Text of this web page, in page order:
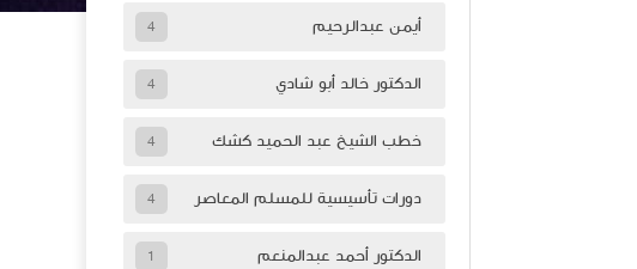
أيمن عبدالرحيم 4
الدكتور خالد أبو شادي 4
خطب الشيخ عبد الحميد كشك 4
دورات تأسيسية للمسلم المعاصر 4
الدكتور أحمد عبدالمنعم 1